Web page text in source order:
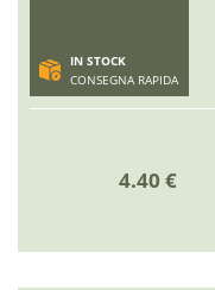
IN STOCK
CONSEGNA RAPIDA
4.40 €